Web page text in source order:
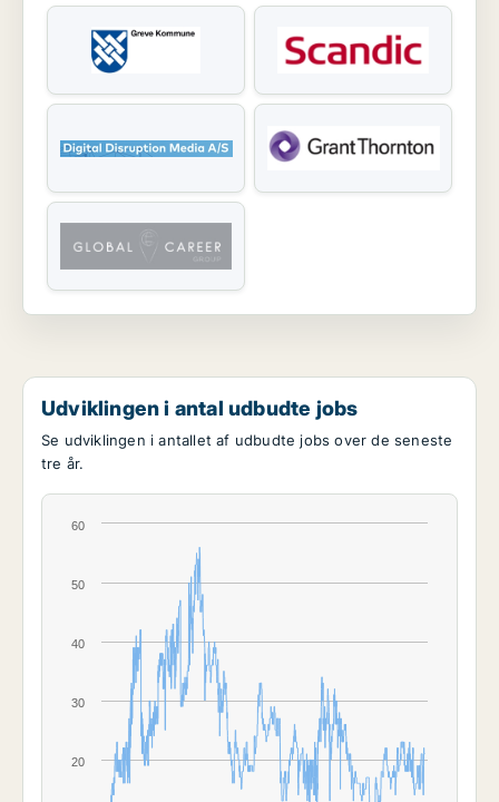
Udviklingen i antal udbudte jobs
Se udviklingen i antallet af udbudte jobs over de seneste
tre år.
20
30
40
50
60